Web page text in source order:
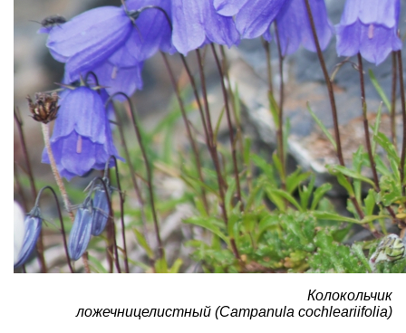
Колокольчик
ложечницелистный (Campanula cochleariifolia)